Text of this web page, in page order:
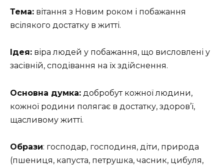
Тема: вітання з Новим роком і побажання
всілякого достатку в житті.
Ідея: віра людей у побажання, що висловлені у
засівній, сподівання на їх здійснення.
Основна думка: добробут кожної людини,
кожної родини полягає в достатку, здоров’ї,
щасливому житті.
Образи: господар, господиня, діти, природа
(пшениця, капуста, петрушка, часник, цибуля,